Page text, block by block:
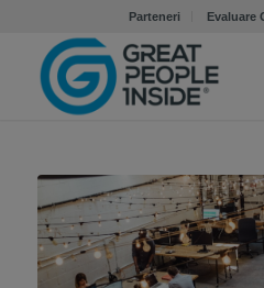
Parteneri Evaluare